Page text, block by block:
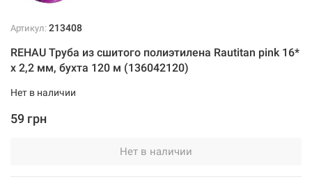
Артикул: 213408
REHAU Труба из сшитого полиэтилена Rautitan pink 16*
x 2,2 мм, бухта 120 м (136042120)
Нет в наличии
59 грн
Нет в наличии